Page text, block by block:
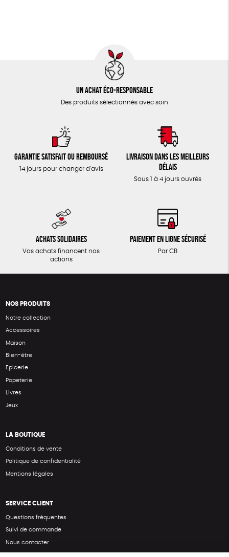
Un achat éco-responsable
Des produits sélectionnés avec soin
Garantie satisfait ou remboursé
14 jours pour changer d'avis
Livraison dans les meilleurs
délais
Sous 1 à 4 jours ouvrés
Achats solidaires
Vos achats financent nos
actions
Paiement en ligne sécurisé
Par CB
NOS PRODUITS
Notre collection
Accessoires
Maison
Bien-être
Epicerie
Papeterie
Livres
Jeux
LA BOUTIQUE
Conditions de vente
Politique de confidentialité
Mentions légales
SERVICE CLIENT
Questions fréquentes
Suivi de commande
Nous contacter